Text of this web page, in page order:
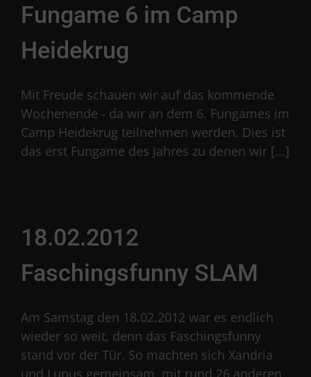
Fungame 6 im Camp
Heidekrug
Mit Freude schauen wir auf das kommende
Wochenende - da wir an dem 6. Fungames im
Camp Heidekrug teilnehmen werden. Dies ist
das erst Fungame des Jahres zu denen wir [...]
18.02.2012
Faschingsfunny SLAM
Am Samstag den 18.02.2012 war es endlich
wieder so weit, denn das Faschingsfunny
stand vor der Tür. So machten sich Xandria
und Lupus gemeinsam, mit rund 26 anderen